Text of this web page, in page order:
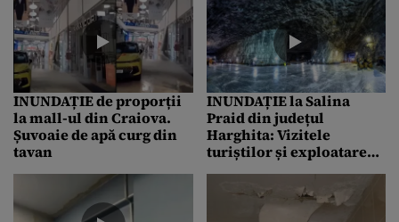
INUNDAȚIE de proporții
la mall-ul din Craiova.
Șuvoaie de apă curg din
tavan
INUNDAȚIE la Salina
Praid din județul
Harghita: Vizitele
turiștilor și exploatarea